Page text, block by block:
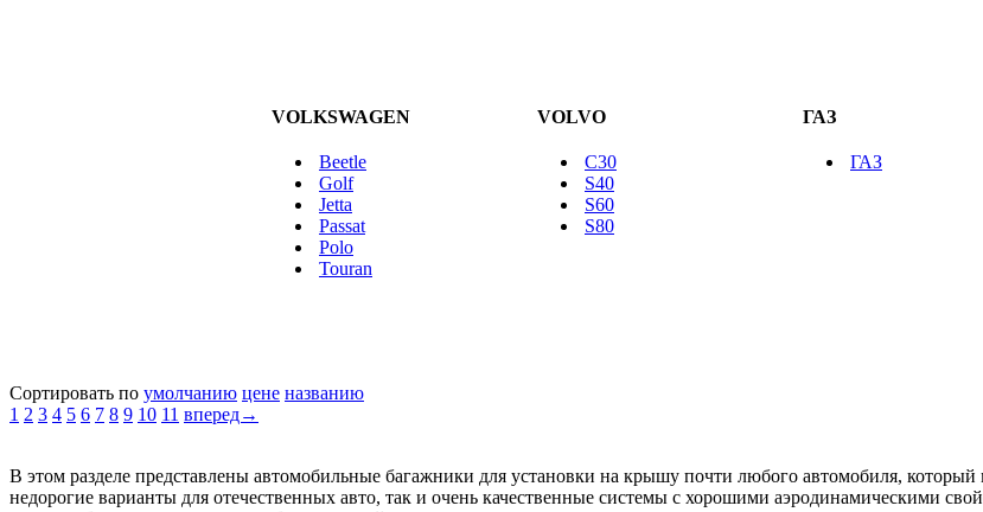
VOLKSWAGEN VOLVO ГАЗ
Beetle
Golf
Jetta
Passat
Polo
Touran
C30
S40
S60
S80
ГАЗ
Сортировать по умолчанию цене названию
1 2 3 4 5 6 7 8 9 10 11 вперед→
В этом разделе представлены автомобильные багажники для установки на крышу почти любого автомобиля,
недорогие варианты для отечественных авто, так и очень качественные системы с хорошими аэродинамическими